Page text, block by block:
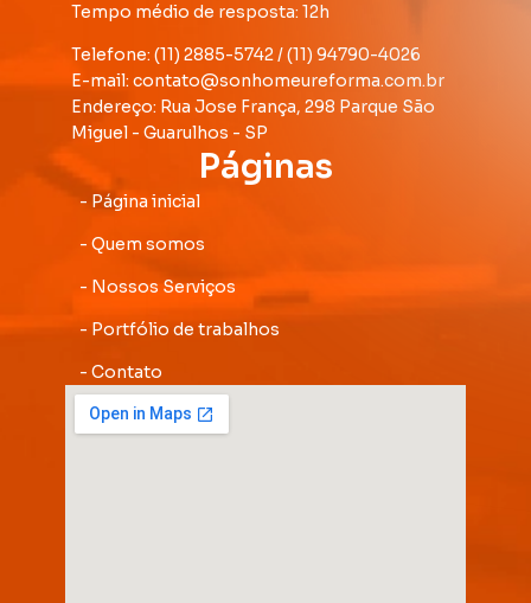
Tempo médio de resposta: 12h
Telefone: (11) 2885-5742 / (11) 94790-4026
E-mail: contato@sonhomeureforma.com.br
Endereço: Rua Jose França, 298 Parque São
Miguel - Guarulhos - SP
Páginas
- Página inicial
- Quem somos
- Nossos Serviços
- Portfólio de trabalhos
- Contato